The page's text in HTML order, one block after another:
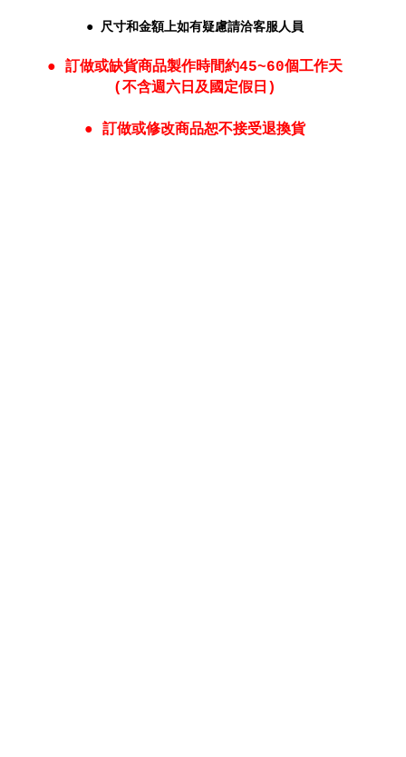
● 尺寸和金額上如有疑慮請洽客服人員
● 訂做或缺貨商品製作時間約45~60個工作天
(不含週六日及國定假日)
● 訂做或修改商品恕不接受退換貨